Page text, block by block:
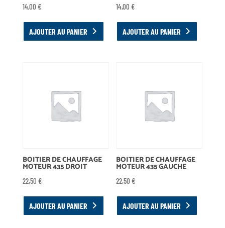
14,00 €
AJOUTER AU PANIER
14,00€
AJOUTER AU PANIER
BOITIER DE CHAUFFAGE
MOTEUR 435 DROIT
22,50 €
AJOUTER AU PANIER
BOITIER DE CHAUFFAGE
MOTEUR 435 GAUCHE
22,50€
AJOUTER AU PANIER